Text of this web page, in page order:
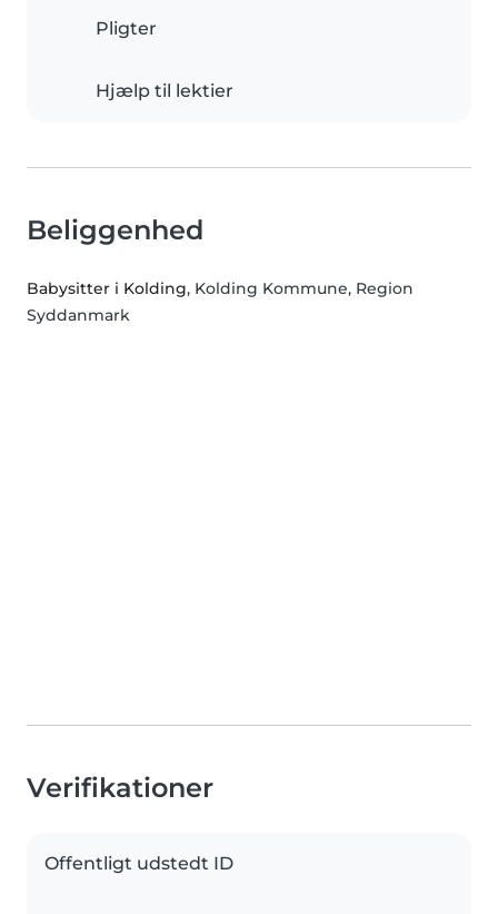
Pligter
Hjælp til lektier
Beliggenhed
Babysitter i Kolding, Kolding Kommune, Region
Syddanmark
Verifikationer
Offentligt udstedt ID